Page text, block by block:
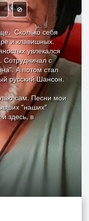
Сколько себя
и клавишных.
увлекался
Сотрудничал с
А потом стал
русский Шансон.
сам. Песни мои
"наших"
здесь, в